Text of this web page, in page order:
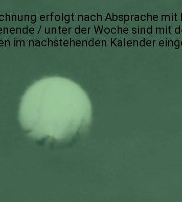
erfolgt nach Absprache mit
/ unter der Woche sind
im nachstehenden Kalender